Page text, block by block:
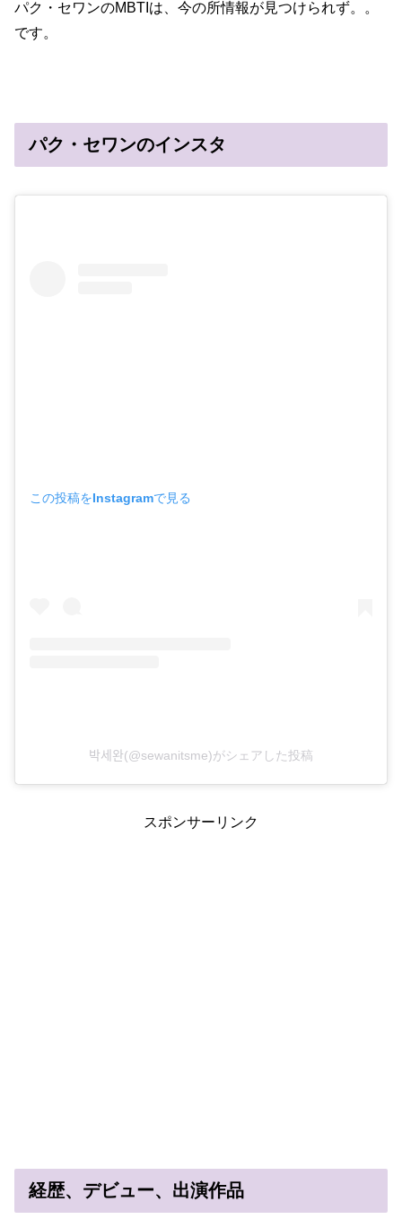
パク・セワンのMBTIは、今の所情報が見つけられず。。
です。
パク・セワンのインスタ
この投稿をInstagramで見る
박세완(@sewanitsme)がシェアした投稿
スポンサーリンク
経歴、デビュー、出演作品